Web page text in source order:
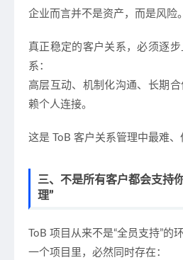
企业而言并不是资产，而是风险。
真正稳定的客户关系，必须逐步
系 ：
高层互动、机制化沟通、长期
赖个人连接。
这是 ToB 客户关系管理中最难、
三、不是所有客户都会支持
理”
ToB 项目从来不是“全员支持”的环
一个项目里，必然同时存在：